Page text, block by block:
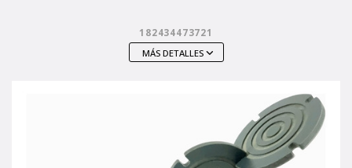
182434473721
MÁS DETALLES